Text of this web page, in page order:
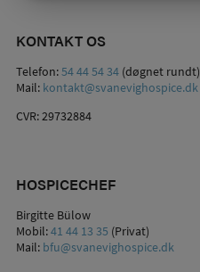
KONTAKT OS
Telefon:54 44 54 34(døgnet rundt)
Mail: kontakt@svanevighospice.dk
CVR: 29732884
HOSPICECHEF
Birgitte Bülow
Mobil:41 44 13 35 (Privat)
Mail: bfu@svanevighospice.dk